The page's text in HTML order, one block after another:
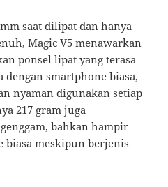
saat dilipat dan hanya
Magic V5 menawarkan
ponsel lipat yang terasa
smartphone biasa,
nyaman digunakan setiap
217 gram juga
bahkan hampir
biasa meskipun berjenis